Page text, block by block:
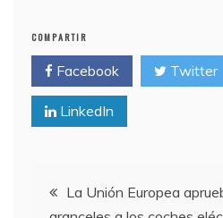
COMPARTIR
Facebook Twitter
LinkedIn
Navegación
La Unión Europea